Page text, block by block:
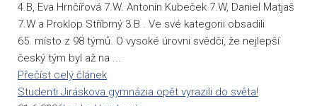
4.B, Eva Hrnčířová 7.W. Antonín Kubeček 7.W, Daniel Matjaš
7.W a Proklop Stříbrný 3.B . Ve své kategorii obsadili
65. místo z 98 týmů. O vysoké úrovni svědčí, že nejlepší
český tým byl až na ...
Přečíst celý článek
Studenti Jiráskova gymnázia opět vyrazili do světa!